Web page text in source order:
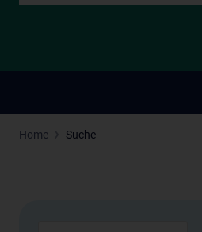
Home Suche